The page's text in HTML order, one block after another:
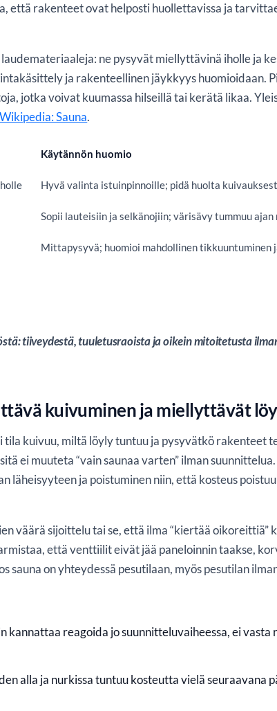
että rakenteet ovat helposti huollettavissa ja
ne pysyvät miellyttävinä iholle ja
ja rakenteellinen jäykkyys huomioidaan.
jotka voivat kuumassa hilseillä tai kerätä likaa.
Wikipedia: Sauna.
Käytännön huomio
Hyvä valinta istuinpinnoille; pidä huolta
Sopii lauteisiin ja selkänojiin; värisävy tummuu
Mittapysyvä; huomioi mahdollinen
tiiveydestä, tuuletusraoista ja oikein mitoitetusta
kuivuminen ja miellyttävät
kuivuu, miltä löyly tuntuu ja pysyvätkö rakenteet
ei muuteta “vain saunaa varten” ilman
ja poistuminen niin, että kosteus
väärä sijoittelu tai se, että ilma “kiertää
että venttiilit eivät jää paneloinnin taakse,
sauna on yhteydessä pesutilaan, myös pesutilan
kannattaa reagoida jo suunnitteluvaiheessa, ei vasta
alla ja nurkissa tuntuu kosteutta vielä seuraavana